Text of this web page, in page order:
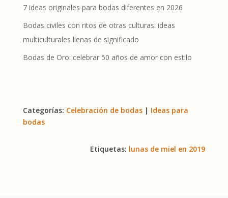
7 ideas originales para bodas diferentes en 2026
Bodas civiles con ritos de otras culturas: ideas
multiculturales llenas de significado
Bodas de Oro: celebrar 50 años de amor con estilo
Categorías: Celebración de bodas| Ideas para
bodas
Etiquetas: lunas de miel en 2019